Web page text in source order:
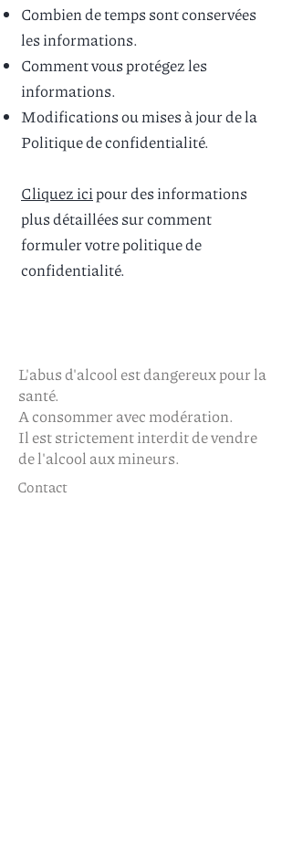
Combien de temps sont conservées
les informations.
Comment vous protégez les
informations.
Modifications ou mises à jour de la
Politique de confidentialité.
Cliquez ici pour des informations
plus détaillées sur comment
formuler votre politique de
confidentialité.
L'abus d'alcool est dangereux pour la
santé.
A consommer avec modération.
Il est strictement interdit de vendre
de l'alcool aux mineurs.
Contact